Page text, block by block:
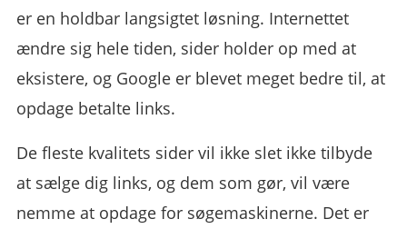
er en holdbar langsigtet løsning. Internettet
ændre sig hele tiden, sider holder op med at
eksistere, og Google er blevet meget bedre til, at
opdage betalte links.
De fleste kvalitets sider vil ikke slet ikke tilbyde
at sælge dig links, og dem som gør, vil være
nemme at opdage for søgemaskinerne. Det er